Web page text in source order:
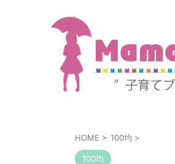
HOME > 100均 >
100均